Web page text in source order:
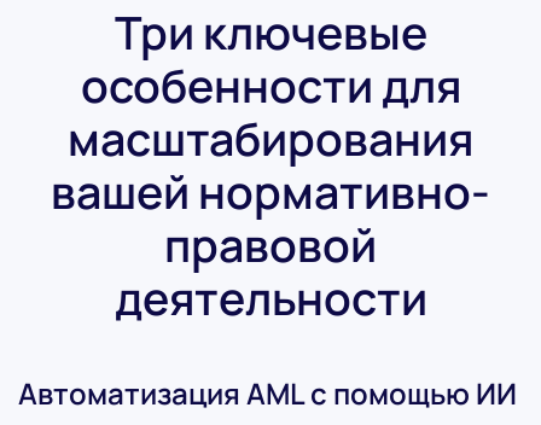
Три ключевые
особенности для
масштабирования
вашей нормативно-
правовой
деятельности
Автоматизация AML с помощью ИИ